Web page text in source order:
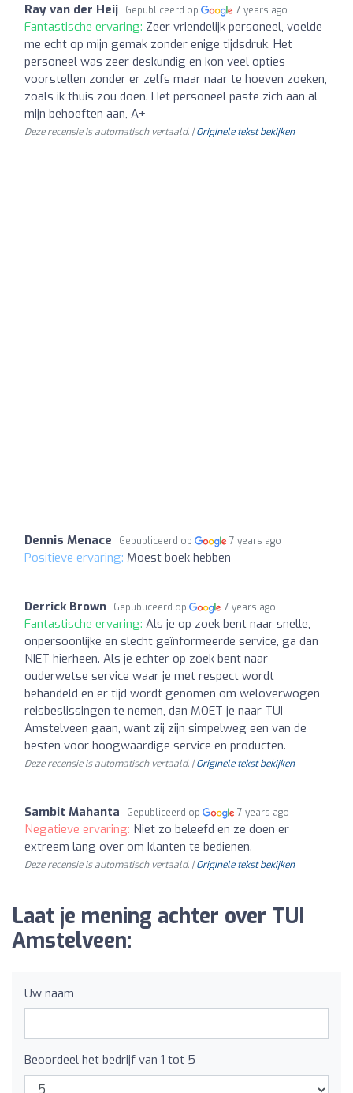
Ray van der Heij Gepubliceerd op 7 years ago
Fantastische ervaring: Zeer vriendelijk personeel, voelde
me echt op mijn gemak zonder enige tijdsdruk. Het
personeel was zeer deskundig en kon veel opties
voorstellen zonder er zelfs maar naar te hoeven zoeken,
zoals ik thuis zou doen. Het personeel paste zich aan al
mijn behoeften aan, A+
Deze recensie is automatisch vertaald. |Originele tekst bekijken
Dennis Menace Gepubliceerd op 7 years ago
Positieve ervaring: Moest boek hebben
Derrick Brown Gepubliceerd op 7 years ago
Fantastische ervaring: Als je op zoek bent naar snelle,
onpersoonlijke en slecht geïnformeerde service, ga dan
NIET hierheen. Als je echter op zoek bent naar
ouderwetse service waar je met respect wordt
behandeld en er tijd wordt genomen om weloverwogen
reisbeslissingen te nemen, dan MOET je naar TUI
Amstelveen gaan, want zij zijn simpelweg een van de
besten voor hoogwaardige service en producten.
Deze recensie is automatisch vertaald. |Originele tekst bekijken
Sambit Mahanta Gepubliceerd op 7 years ago
Negatieve ervaring: Niet zo beleefd en ze doen er
extreem lang over om klanten te bedienen.
Deze recensie is automatisch vertaald. |Originele tekst bekijken
Laat je mening achter over TUI
Amstelveen:
Uw naam
Beoordeel het bedrijf van 1 tot 5